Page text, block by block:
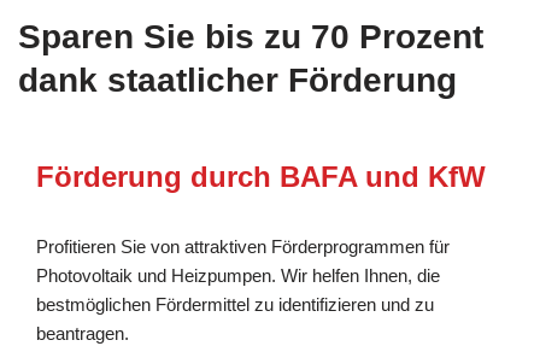
Sparen Sie bis zu 70 Prozent
dank staatlicher Förderung
Förderung durch BAFA und KfW
Profitieren Sie von attraktiven Förderprogrammen für
Photovoltaik und Heizpumpen. Wir helfen Ihnen, die
bestmöglichen Fördermittel zu identifizieren und zu
beantragen.